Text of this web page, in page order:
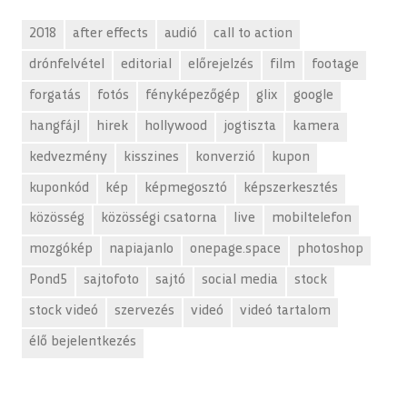
2018 after effects audió call to action
drónfelvétel editorial előrejelzés film footage
forgatás fotós fényképezőgép glix google
hangfájl hirek hollywood jogtiszta kamera
kedvezmény kisszines konverzió kupon
kuponkód kép képmegosztó képszerkesztés
közösség közösségi csatorna live mobiltelefon
mozgókép napiajanlo onepage.space photoshop
Pond5 sajtofoto sajtó social media stock
stock videó szervezés videó videó tartalom
élő bejelentkezés